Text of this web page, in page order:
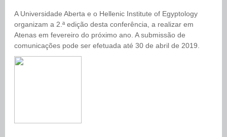
A Universidade Aberta e o Hellenic Institute of Egyptology
organizam a 2.ª edição desta conferência, a realizar em
Atenas em fevereiro do próximo ano. A submissão de
comunicações pode ser efetuada até 30 de abril de 2019.